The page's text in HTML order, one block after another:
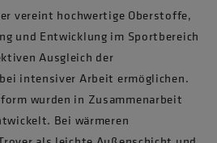
vereint hochwertige Oberstoffe,
und Entwicklung im Sportbereich
Ausgleich der
intensiver Arbeit ermöglichen.
wurden in Zusammenarbeit
Bei wärmeren